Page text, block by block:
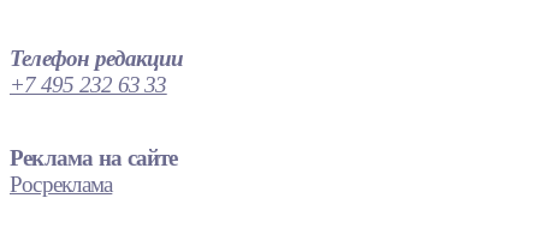
Телефон редакции
+7 495 232 63 33
Реклама на сайте
Росреклама